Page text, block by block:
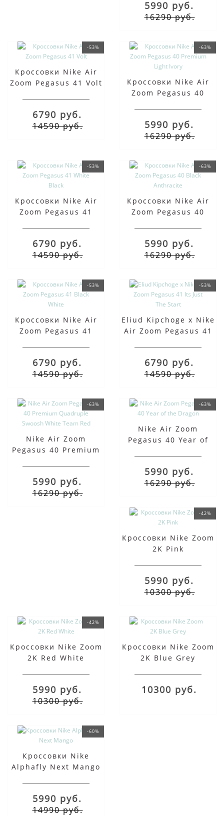
5990 руб.
16290 руб.
-53%
Кроссовки Nike Air
Zoom Pegasus 41 Volt
6790 руб.
14590 руб.
-63%
Кроссовки Nike Air
Zoom Pegasus 40
5990 руб.
16290 руб.
-53%
Кроссовки Nike Air
Zoom Pegasus 41
6790 руб.
14590 руб.
-63%
Кроссовки Nike Air
Zoom Pegasus 40
5990 руб.
16290 руб.
-53%
Кроссовки Nike Air
Zoom Pegasus 41
6790 руб.
14590 руб.
-53%
Eliud Kipchoge x Nike
Air Zoom Pegasus 41
6790 руб.
14590 руб.
-63%
Nike Air Zoom
Pegasus 40 Premium
5990 руб.
16290 руб.
-63%
Nike Air Zoom
Pegasus 40 Year of
5990 руб.
16290 руб.
-42%
Кроссовки Nike Zoom
2K Pink
5990 руб.
10300 руб.
-42%
Кроссовки Nike Zoom
2K Red White
5990 руб.
10300 руб.
Кроссовки Nike Zoom
2K Blue Grey
10300 руб.
-60%
Кроссовки Nike
Alphafly Next Mango
5990 руб.
14990 руб.